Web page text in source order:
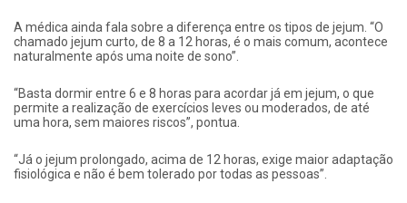
A médica ainda fala sobre a diferença entre os tipos de jejum. “O
chamado jejum curto, de 8 a 12 horas, é o mais comum, acontece
naturalmente após uma noite de sono”.
“Basta dormir entre 6 e 8 horas para acordar já em jejum, o que
permite a realização de exercícios leves ou moderados, de até
uma hora, sem maiores riscos”, pontua.
“Já o jejum prolongado, acima de 12 horas, exige maior adaptação
fisiológica e não é bem tolerado por todas as pessoas”.